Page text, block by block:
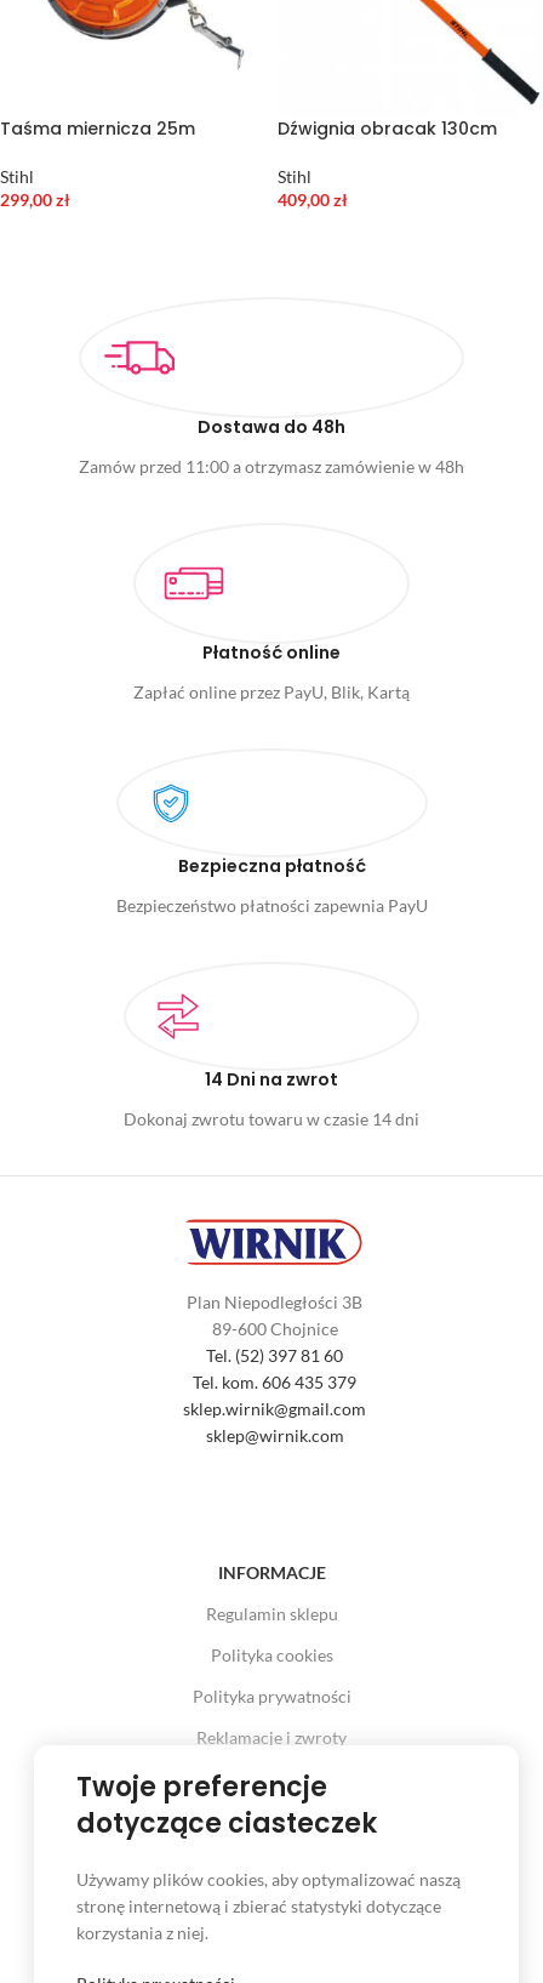
Taśma miernicza 25m
Stihl
299,00zł
Dźwignia obracak 130cm
Stihl
409,00zł
Dostawa do 48h
Zamów przed 11:00 a otrzymasz zamówienie w 48h
Płatność online
Zapłać online przez PayU, Blik, Kartą
Bezpieczna płatność
Bezpieczeństwo płatności zapewnia PayU
14 Dni na zwrot
Dokonaj zwrotu towaru w czasie 14 dni
Plan Niepodległości 3B
89-600 Chojnice
Tel. (52) 397 81 60
Tel. kom. 606 435 379
sklep.wirnik@gmail.com
sklep@wirnik.com
INFORMACJE
Regulamin sklepu
Polityka cookies
Polityka prywatności
Reklamacje i zwroty
Prawo odstąpienia od umowy
INFORMACJE
Twoje preferencje
dotyczące ciasteczek
Używamy plików cookies, aby optymalizować naszą
stronę internetową i zbierać statystyki dotyczące
korzystania z niej.